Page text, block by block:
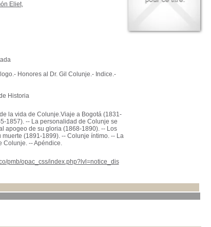
Eliet,
Honores al Dr. Gil Colunje.- Indice.-
Historia
la vida de Colunje.Viaje a Bogotá (1831-
1857). -- La personalidad de Colunje se
apogeo de su gloria (1868-1890). -- Los
(1891-1899). -- Colunje íntimo. -- La
Colunje. -- Apéndice.
pmb/opac_css/index.php?lvl=notice_dis